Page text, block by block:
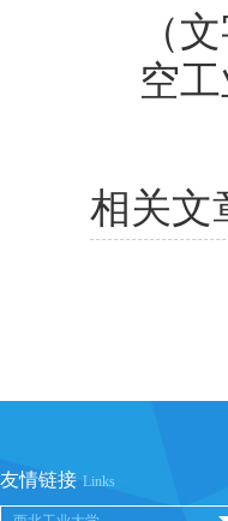
（
空
相关文
友情链接 Links